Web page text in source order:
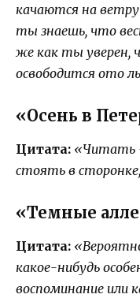
качаются на
ты знаешь, что
же как ты уверен,
освободится ото
«Осень в
Цитата: «Читать
стоять в
«Темные
Цитата:
какое-нибудь
воспоминание или